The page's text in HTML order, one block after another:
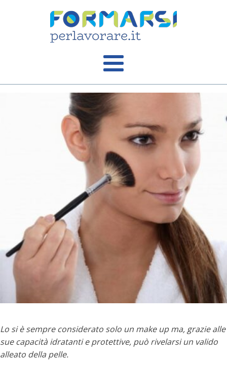
Lo si è sempre considerato solo un make up ma, grazie alle
sue capacità idratanti e protettive, può rivelarsi un valido
alleato della pelle.